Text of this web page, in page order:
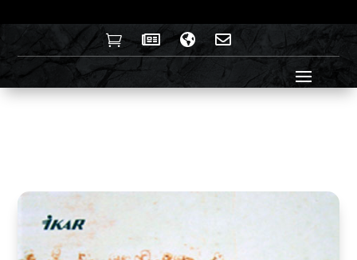
   